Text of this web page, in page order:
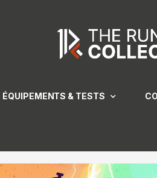
ÉQUIPEMENTS & TESTS